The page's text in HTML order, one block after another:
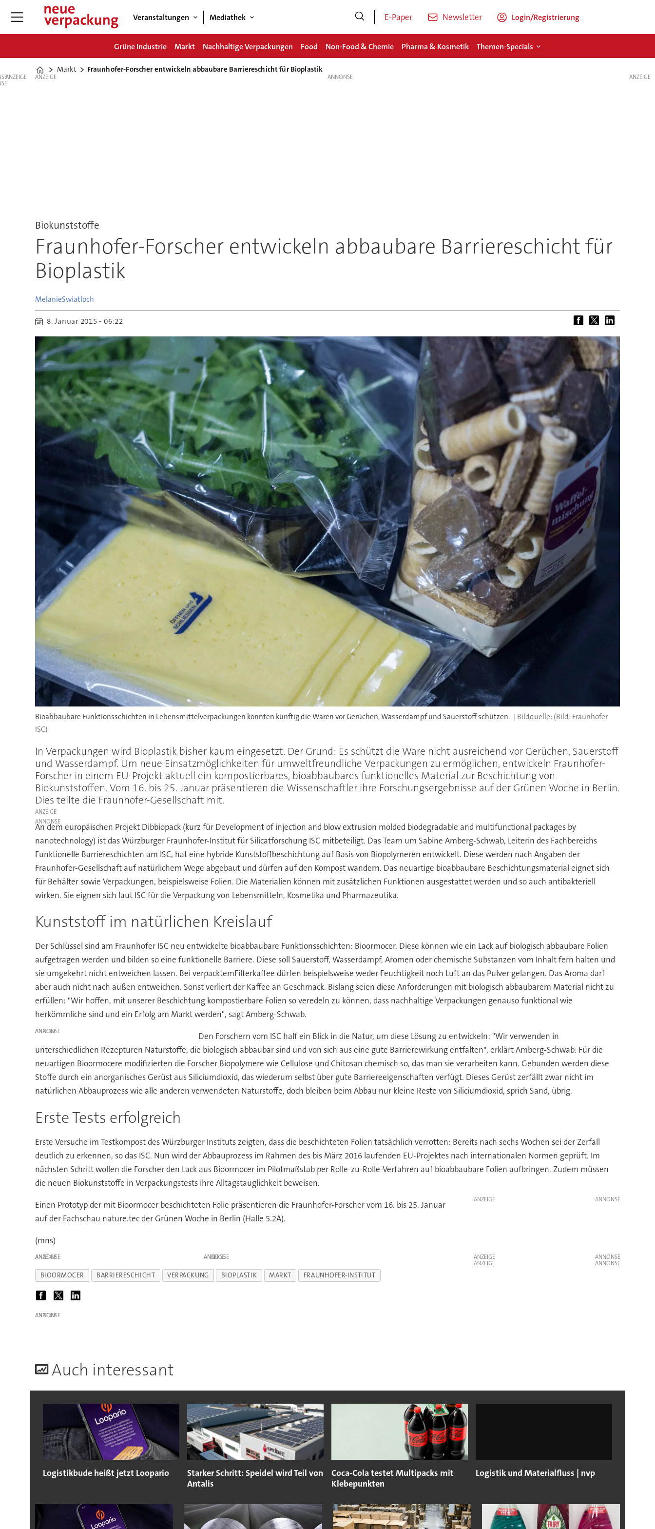
Veranstaltungen Mediathek E-Paper Newsletter Login/Registrierung
Grüne Industrie Markt Nachhaltige Verpackungen Food Non-Food & Chemie Pharma & Kosmetik Themen-Specials
Home
Markt Fraunhofer-Forscher entwickeln abbaubare Barriereschicht für Bioplastik
ANZEIGE ANZEIGE
Biokunststoffe
Fraunhofer-Forscher entwickeln abbaubare Barriereschicht für
Bioplastik
MelanieSwiatloch
8. Januar 2015 - 06:22
Bioabbaubare Funktionsschichten in Lebensmittelverpackungen könnten künftig die Waren vor Gerüchen, Wasserdampf und Sauerstoff schützen.
(Bild: Fraunhofer
ISC)
In Verpackungen wird Bioplastik bisher kaum eingesetzt. Der Grund: Es schützt die Ware nicht ausreichend vor Gerüchen, Sauerstoff
und Wasserdampf. Um neue Einsatzmöglichkeiten für umweltfreundliche Verpackungen zu ermöglichen, entwickeln Fraunhofer-
Forscher in einem EU-Projekt aktuell ein kompostierbares, bioabbaubares funktionelles Material zur Beschichtung von
Biokunststoffen. Vom 16. bis 25. Januar präsentieren die Wissenschaftler ihre Forschungsergebnisse auf der Grünen Woche in Berlin.
Dies teilte die Fraunhofer-Gesellschaft mit.
ANZEIGE
An dem europäischen Projekt Dibbiopack (kurz für Development of injection and blow extrusion molded biodegradable and multifunctional packages by
nanotechnology) ist das Würzburger Fraunhofer-Institut für Silicatforschung ISC mitbeteiligt. Das Team um Sabine Amberg-Schwab, Leiterin des Fachbereichs
Funktionelle Barriereschichten am ISC, hat eine hybride Kunststoffbeschichtung auf Basis von Biopolymeren entwickelt. Diese werden nach Angaben der
Fraunhofer-Gesellschaft auf natürlichem Wege abgebaut und dürfen auf den Kompost wandern. Das neuartige bioabbaubare Beschichtungsmaterial eignet sich
für Behälter sowie Verpackungen, beispielsweise Folien. Die Materialien können mit zusätzlichen Funktionen ausgestattet werden und so auch antibakteriell
wirken. Sie eignen sich laut ISC für die Verpackung von Lebensmitteln, Kosmetika und Pharmazeutika.
Kunststoff im natürlichen Kreislauf
Der Schlüssel sind am Fraunhofer ISC neu entwickelte bioabbaubare Funktionsschichten: Bioormocer. Diese können wie ein Lack auf biologisch abbaubare Folien
aufgetragen werden und bilden so eine funktionelle Barriere. Diese soll Sauerstoff, Wasserdampf, Aromen oder chemische Substanzen vom Inhalt fern halten und
sie umgekehrt nicht entweichen lassen. Bei verpacktemFilterkaffee dürfen beispielsweise weder Feuchtigkeit noch Luft an das Pulver gelangen. Das Aroma darf
aber auch nicht nach außen entweichen. Sonst verliert der Kaffee an Geschmack. Bislang seien diese Anforderungen mit biologisch abbaubarem Material nicht zu
erfüllen: "Wir hoffen, mit unserer Beschichtung kompostierbare Folien so veredeln zu können, dass nachhaltige Verpackungen genauso funktional wie
herkömmliche sind und ein Erfolg am Markt werden", sagt Amberg-Schwab.
ANZEIGE
Den Forschern vom ISC half ein Blick in die Natur, um diese Lösung zu entwickeln: "Wir verwenden in
unterschiedlichen Rezepturen Naturstoffe, die biologisch abbaubar sind und von sich aus eine gute Barrierewirkung entfalten", erklärt Amberg-Schwab. Für die
neuartigen Bioormocere modifizierten die Forscher Biopolymere wie Cellulose und Chitosan chemisch so, das man sie verarbeiten kann. Gebunden werden diese
Stoffe durch ein anorganisches Gerüst aus Siliciumdioxid, das wiederum selbst über gute Barriereeigenschaften verfügt. Dieses Gerüst zerfällt zwar nicht im
natürlichen Abbauprozess wie alle anderen verwendeten Naturstoffe, doch bleiben beim Abbau nur kleine Reste von Siliciumdioxid, sprich Sand, übrig.
Erste Tests erfolgreich
Erste Versuche im Testkompost des Würzburger Instituts zeigten, dass die beschichteten Folien tatsächlich verrotten: Bereits nach sechs Wochen sei der Zerfall
deutlich zu erkennen, so das ISC. Nun wird der Abbauprozess im Rahmen des bis März 2016 laufenden EU-Projektes nach internationalen Normen geprüft. Im
nächsten Schritt wollen die Forscher den Lack aus Bioormocer im Pilotmaßstab per Rolle-zu-Rolle-Verfahren auf bioabbaubare Folien aufbringen. Zudem müssen
die neuen Biokunststoffe in Verpackungstests ihre Alltagstauglichkeit beweisen.
ANZEIGE
Einen Prototyp der mit Bioormocer beschichteten Folie präsentieren die Fraunhofer-Forscher vom 16. bis 25. Januar
auf der Fachschau nature.tec der Grünen Woche in Berlin (Halle 5.2A).
(mns)
ANZEIGE ANZEIGE
ANZEIGE
ANZEIGE
BIOORMOCER BARRIERESCHICHT VERPACKUNG BIOPLASTIK MARKT FRAUNHOFER-INSTITUT
ANZEIGE
Auch interessant
Logistikbude heißt jetzt Loopario
Starker Schritt: Speidel wird Teil von
Antalis
Coca-Cola testet Multipacks mit
Klebepunkten
Logistik und Materialfluss | nvp
ANZEIGE